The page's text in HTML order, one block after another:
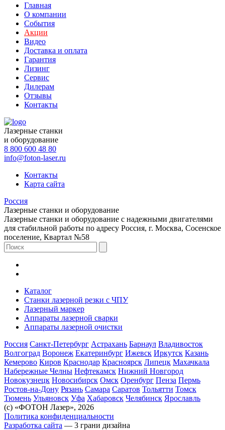
Главная
О компании
События
Акции
Видео
Доставка и оплата
Гарантия
Лизинг
Сервис
Дилерам
Отзывы
Контакты
Лазерные станки
и оборудование
8 800 600 48 80
info@foton-laser.ru
Контакты
Карта сайта
Россия
Лазерные станки и оборудование
Лазерные станки и оборудование с надежными двигателями
для стабильной работы по адресу Россия, г. Москва, Сосенское
поселение, Квартал №58
Каталог
Станки лазерной резки с ЧПУ
Лазерный маркер
Аппараты лазерной сварки
Аппараты лазерной очистки
Россия Санкт-Петербург Астрахань Барнаул Владивосток
Волгоград Воронеж Екатеринбург Ижевск Иркутск Казань
Кемерово Киров Краснодар Красноярск Липецк Махачкала
Набережные Челны Нефтекамск Нижний Новгород
Новокузнецк Новосибирск Омск Оренбург Пенза Пермь
Ростов-на-Дону Рязань Самара Саратов Тольятти Томск
Тюмень Ульяновск Уфа Хабаровск Челябинск Ярославль
(с) «ФОТОН Лазер», 2026
Политика конфиденциальности
Разработка сайта — 3 грани дизайна